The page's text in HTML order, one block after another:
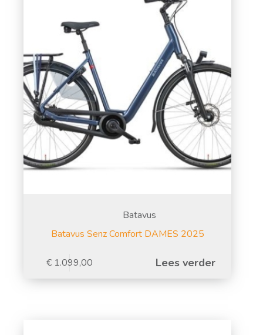
Batavus
Batavus Senz Comfort DAMES 2025
€ 1.099,00 Lees verder